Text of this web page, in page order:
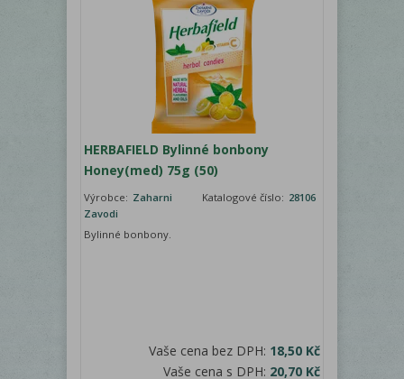
HERBAFIELD Bylinné bonbony
Honey(med) 75g (50)
Výrobce: Zaharni
Zavodi
Katalogové číslo: 28106
Bylinné bonbony.
Vaše cena bez DPH: 18,50 Kč
Vaše cena s DPH: 20,70 Kč